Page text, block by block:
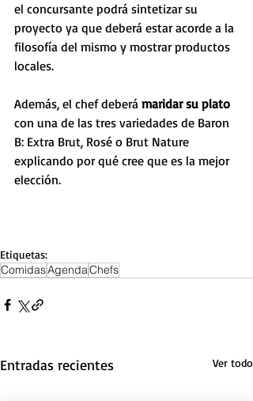
el concursante podrá sintetizar su
proyecto ya que deberá estar acorde a la
filosofía del mismo y mostrar productos
locales.
Además, el chef deberá maridar su plato
con una de las tres variedades de Baron
B: Extra Brut, Rosé o Brut Nature
explicando por qué cree que es la mejor
elección.
Etiquetas:
ComidasAgendaChefs
Entradas recientes Ver todo